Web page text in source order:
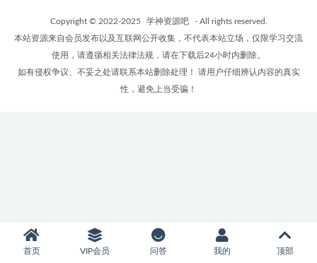
Copyright © 2022-2025 学神资源吧
- All rights reserved.
本站资源来自会员发布以及互联网公开收集，不代表本站立场，仅限学习交流
使用，请遵循相关法律法规，请在下载后24小时内删除。
如有侵权争议、不妥之处请联系本站删除处理！ 请用户仔细辨认内容的真实
性，避免上当受骗！
首页 VIP会员 问答 我的 顶部